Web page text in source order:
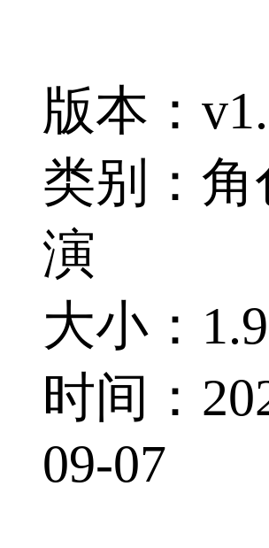
版本：
类别：角
演
大小：
时间：
09-07